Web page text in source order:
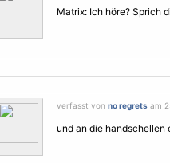
Matrix: Ich höre? Sprich
verfasst von no regrets am
und an die handschellen